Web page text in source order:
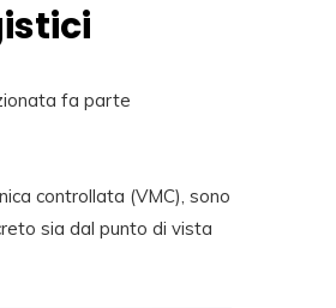
fa parte
controllata (VMC), sono
sia dal punto di vista